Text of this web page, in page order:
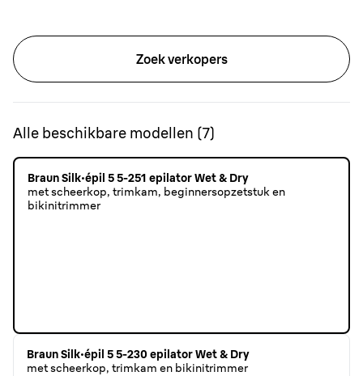
Zoek verkopers
Alle beschikbare modellen (7)
Braun Silk·épil 5 5-251 epilator Wet & Dry
met scheerkop, trimkam, beginnersopzetstuk en
bikinitrimmer
Braun Silk·épil 5 5-230 epilator Wet & Dry
met scheerkop, trimkam en bikinitrimmer